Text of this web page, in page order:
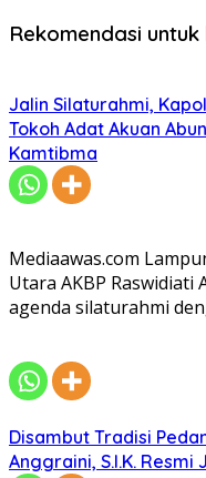
Rekomendasi untuk
Jalin Silaturahmi,
Tokoh Adat Akuan
Kamtibma
Mediaawas.com
Utara AKBP Raswidiati
agenda silaturahmi
Disambut Tradisi
Anggraini, S.I.K.